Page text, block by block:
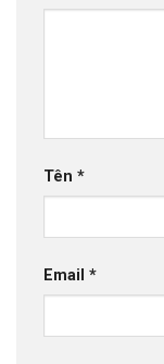
Tên *
Email *